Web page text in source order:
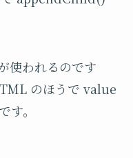
使われるのです
のほうで value
です。